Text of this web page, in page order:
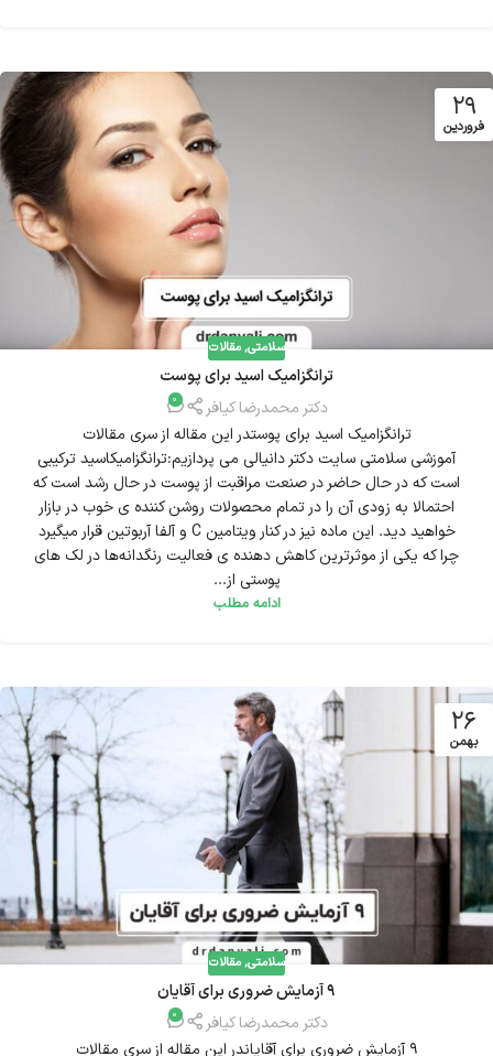
29
فروردین
سلامتی,مقالات
ترانگزامیک اسید برای پوست
دکتر محمدرضا کیافر
0
ترانگزامیک اسید برای پوستدر این مقاله از سری مقالات
آموزشی سلامتی سایت دکتر دانیالی می پردازیم:ترانگزامیکاسید ترکیبی
است که در حال حاضر در صنعت مراقبت از پوست در حال رشد است که
احتمالا به زودی آن را در تمام محصولات روشن کننده ی خوب در بازار
خواهید دید. این ماده نیز در کنار ویتامین C و آلفا آربوتین قرار میگیرد
چرا که یکی از موثرترین کاهش دهنده ی فعالیت رنگدانه‌ها در لک های
پوستی از...
ادامه مطلب
26
بهمن
سلامتی,مقالات
9 آزمایش ضروری برای آقایان
دکتر محمدرضا کیافر
0
9 آزمایش ضروری برای آقایاندر این مقاله از سری مقالات